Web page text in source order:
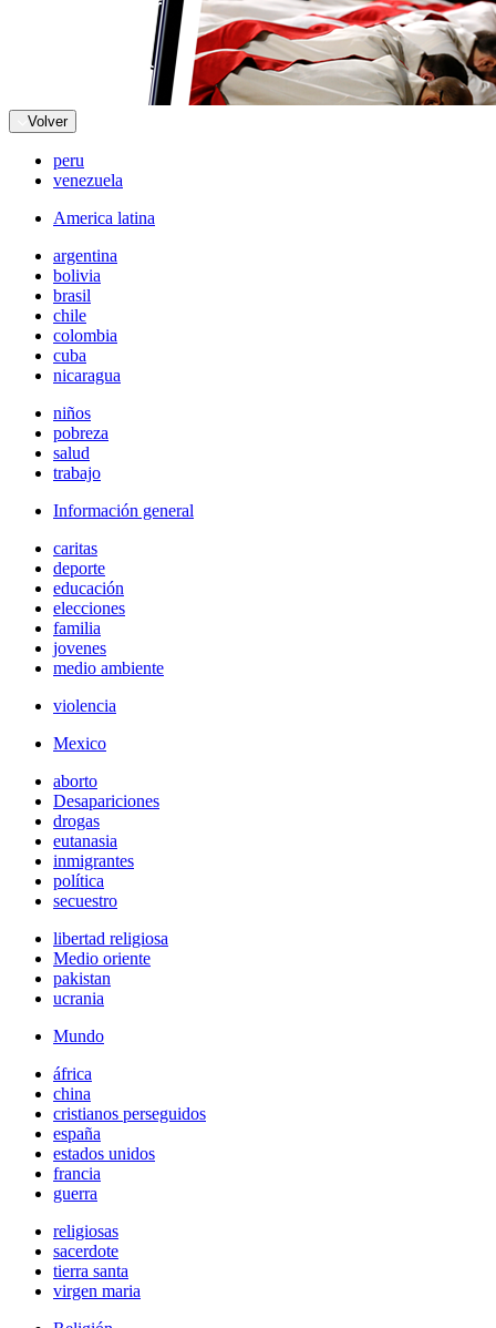
Volver
peru
venezuela
America latina
argentina
bolivia
brasil
chile
colombia
cuba
nicaragua
niños
pobreza
salud
trabajo
Información general
caritas
deporte
educación
elecciones
familia
jovenes
medio ambiente
violencia
Mexico
aborto
Desapariciones
drogas
eutanasia
inmigrantes
política
secuestro
libertad religiosa
Medio oriente
pakistan
ucrania
Mundo
áfrica
china
cristianos perseguidos
españa
estados unidos
francia
guerra
religiosas
sacerdote
tierra santa
virgen maria